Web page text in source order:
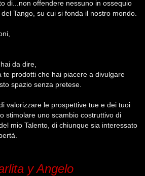
di...non offendere nessuno in ossequio
Tango, su cui si fonda il nostro mondo.
da dire,
te prodotti che hai piacere a divulgare
spazio senza pretese.
valorizzare le prospettive tue e dei tuoi
stimolare uno scambio costruttivo di
mio Talento, di chiunque sia interessato
y Angelo